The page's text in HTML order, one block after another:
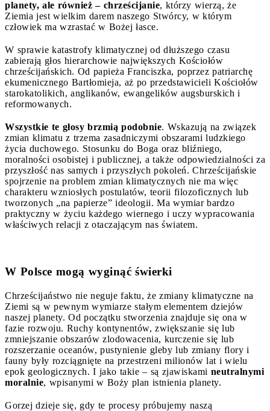
planety, ale również – chrześcijanie, którzy wierzą, że
Ziemia jest wielkim darem naszego Stwórcy, w którym
człowiek ma wzrastać w Bożej łasce.
W sprawie katastrofy klimatycznej od dłuższego czasu
zabierają głos hierarchowie największych Kościołów
chrześcijańskich. Od papieża Franciszka, poprzez patriarchę
ekumenicznego Bartłomieja, aż po przedstawicieli Kościołów
starokatolikich, anglikanów, ewangelików augsburskich i
reformowanych.
Wszystkie te głosy brzmią podobnie. Wskazują na związek
zmian klimatu z trzema zasadniczymi obszarami ludzkiego
życia duchowego. Stosunku do Boga oraz bliźniego,
moralności osobistej i publicznej, a także odpowiedzialności za
przyszłość nas samych i przyszłych pokoleń. Chrześcijańskie
spojrzenie na problem zmian klimatycznych nie ma więc
charakteru wzniosłych postulatów, teorii filozoficznych lub
tworzonych „na papierze” ideologii. Ma wymiar bardzo
praktyczny w życiu każdego wiernego i uczy wypracowania
właściwych relacji z otaczającym nas światem.
W Polsce mogą wyginąć świerki
Chrześcijaństwo nie neguje faktu, że zmiany klimatyczne na
Ziemi są w pewnym wymiarze stałym elementem dziejów
naszej planety. Od początku stworzenia znajduje się ona w
fazie rozwoju. Ruchy kontynentów, zwiększanie się lub
zmniejszanie obszarów zlodowacenia, kurczenie się lub
rozszerzanie oceanów, pustynienie gleby lub zmiany flory i
fauny były rozciągnięte na przestrzeni milionów lat i wielu
epok geologicznych. I jako takie – są zjawiskami neutralnymi
moralnie, wpisanymi w Boży plan istnienia planety.
Gorzej dzieje się, gdy te procesy próbujemy naszą